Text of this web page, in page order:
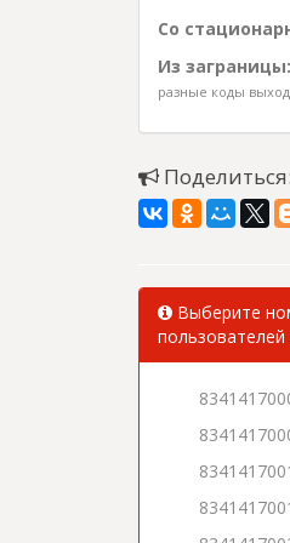
Со
Из заграницы:
разные коды
Выберите